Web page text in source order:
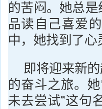
的苦闷。她总
品读自己喜爱
中，她找到了
即将迎来新
的奋斗之旅。
未去尝试”这句